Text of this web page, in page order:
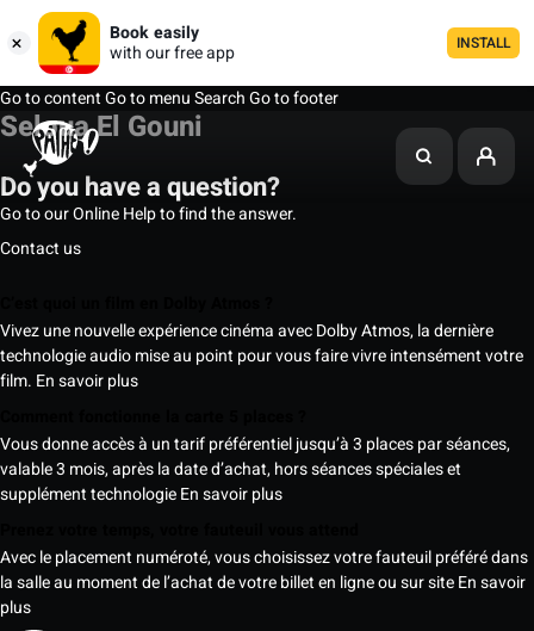
Book easily
with our free app
INSTALL
Go to contentGo to menuSearchGo to footer
Seloua El Gouni
Do you have a question?
Go to our Online Help to find the answer.
Contact us
Vivez une nouvelle expérience cinéma avec Dolby Atmos, la dernière
technologie audio mise au point pour vous faire vivre intensément votre
film. En savoir plus
Vous donne accès à un tarif préférentiel jusqu’à 3 places par séances,
valable 3 mois, après la date d’achat, hors séances spéciales et
supplément technologieEn savoir plus
Avec le placement numéroté, vous choisissez votre fauteuil préféré dans
la salle au moment de l’achat de votre billet en ligne ou sur siteEn savoir
plus